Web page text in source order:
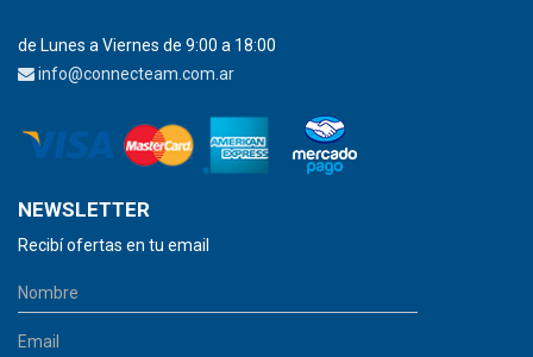
de Lunes a Viernes de 9:00 a 18:00
info@connecteam.com.ar
NEWSLETTER
Recibí ofertas en tu email